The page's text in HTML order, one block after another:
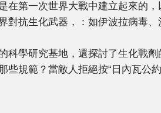
在第一次世界大戰中建立起來的
對抗生化武器，：如伊波拉病毒
科學研究基地，還探討了生化戰
些規範？當敵人拒絕按“日內瓦公